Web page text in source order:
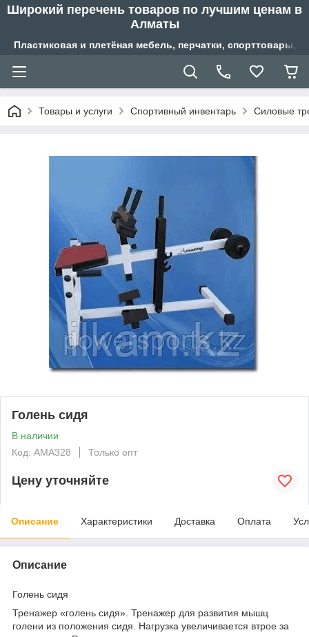
Широкий перечень товаров по лучшим ценам в
Алматы
Пластиковая и плетёная мебель, перчатки,
Товары и услуги Спортивный инвентарь Силовые
Голень сидя
В наличии
Код: AMA328
Только опт
Цену уточняйте
Описание Характеристики Доставка Оплата
Описание
Голень сидя
Тренажер «голень сидя». Тренажер для развития мышц
голени из положения сидя. Нагрузка увеличивается втрое за